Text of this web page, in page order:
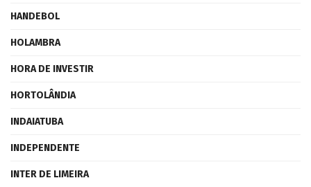
HANDEBOL
HOLAMBRA
HORA DE INVESTIR
HORTOLÂNDIA
INDAIATUBA
INDEPENDENTE
INTER DE LIMEIRA